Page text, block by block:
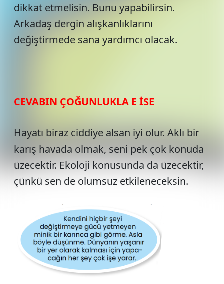
dikkat etmelisin. Bunu yapabilirsin.
Arkadaş dergin alışkanlıklarını
değiştirmede sana yardımcı olacak.
CEVABIN ÇOĞUNLUKLA E İSE
Hayatı biraz ciddiye alsan iyi olur. Aklı bir
karış havada olmak, seni pek çok konuda
üzecektir. Ekoloji konusunda da üzecektir,
çünkü sen de olumsuz etkileneceksin.